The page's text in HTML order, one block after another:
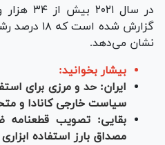
گزارش شده
نشان می‌دهد.
بیشار بخوانید:
ایران: حد و مرزی برای
سیاست خارجی کانادا و
بقایی: تصویب قطعنامه
مصداق بارز استفاده